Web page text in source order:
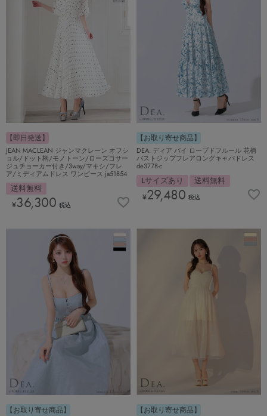
【即日発送】
JEAN MACLEAN ジャンマクレーン オフシ
ョル/ドット柄/モノトーン/ローズコサー
ジュチョーカー付き/3way/マキシ/フレ
ア/ミディアムドレス ワンピース ja51854
送料無料
¥36,300 税込
【お取り寄せ商品】
DEA. ディア バイ ローブドフルール 花柄
バストジップフレアロングキャバドレス
de3778-c
Lサイズあり 送料無料
¥29,480 税込
【お取り寄せ商品】 【お取り寄せ商品】